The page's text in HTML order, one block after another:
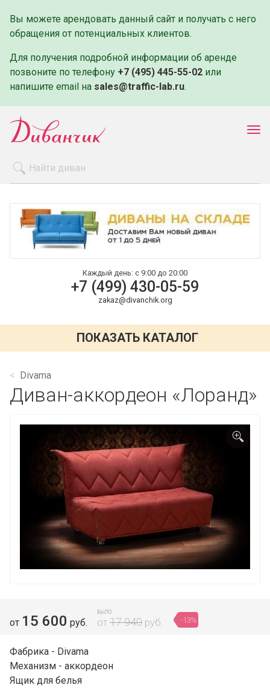
Вы можете арендовать данный сайт и получать с него
обращения от потенциальных клиентов.
Для получения подробной информации об аренде
позвоните по телефону +7 (495) 445-55-02 или
напишите email на sales@traffic-lab.ru.
Оплата и доставка
Контакты
Каждый день: с 9:00 до 20:00
+7 (499) 430-05-59
zakaz@divanchik.org
ПОКАЗАТЬ КАТАЛОГ
Divama
Диван-аккордеон «Лоранд»
от 15 600 руб.
БЫЛО
от 17 940 руб. -13%
Фабрика - Divama
Механизм - аккордеон
Ящик для белья